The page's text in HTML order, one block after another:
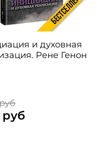
и духовная
Рене Генон